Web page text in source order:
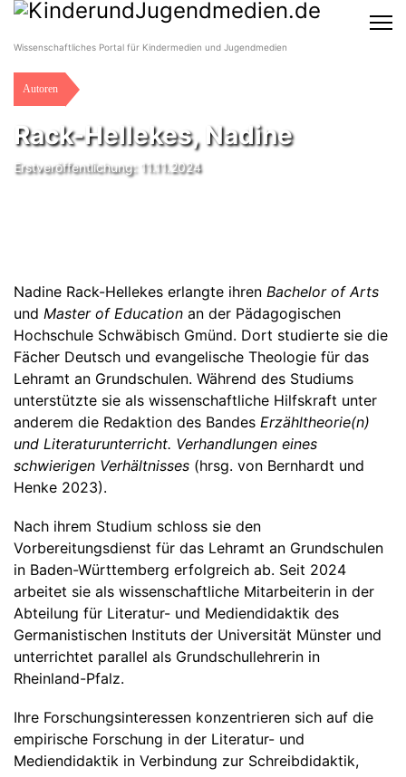
Wissenschaftliches Portal für Kindermedien und Jugendmedien
Autoren
Rack-Hellekes, Nadine
Erstveröffentlichung: 11.11.2024
Nadine Rack-Hellekes erlangte ihren Bachelor of Arts
und Master of Education an der Pädagogischen
Hochschule Schwäbisch Gmünd. Dort studierte sie die
Fächer Deutsch und evangelische Theologie für das
Lehramt an Grundschulen. Während des Studiums
unterstützte sie als wissenschaftliche Hilfskraft unter
anderem die Redaktion des Bandes Erzähltheorie(n)
und Literaturunterricht. Verhandlungen eines
schwierigen Verhältnisses (hrsg. von Bernhardt und
Henke 2023).
Nach ihrem Studium schloss sie den
Vorbereitungsdienst für das Lehramt an Grundschulen
in Baden-Württemberg erfolgreich ab. Seit 2024
arbeitet sie als wissenschaftliche Mitarbeiterin in der
Abteilung für Literatur- und Mediendidaktik des
Germanistischen Instituts der Universität Münster und
unterrichtet parallel als Grundschullehrerin in
Rheinland-Pfalz.
Ihre Forschungsinteressen konzentrieren sich auf die
empirische Forschung in der Literatur- und
Mediendidaktik in Verbindung zur Schreibdidaktik,